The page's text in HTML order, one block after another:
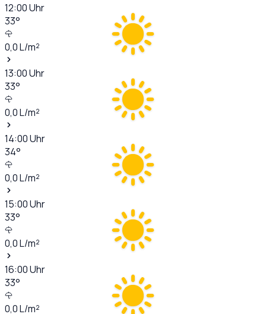
12:00Uhr
33°
0,0L/m²
13:00Uhr
33°
0,0L/m²
14:00Uhr
34°
0,0L/m²
15:00Uhr
33°
0,0L/m²
16:00Uhr
33°
0,0L/m²